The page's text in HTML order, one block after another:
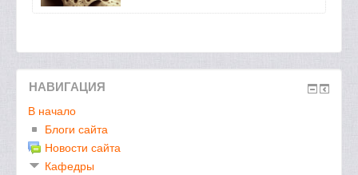
НАВИГАЦИЯ
В начало
Блоги сайта
Новости сайта
Кафедры